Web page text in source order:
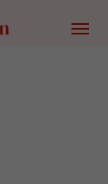
Menu